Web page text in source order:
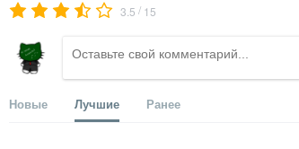
3.5 / 15
Новые Лучшие Ранее